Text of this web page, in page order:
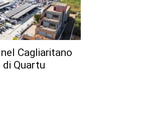
Cagliaritano
Quartu